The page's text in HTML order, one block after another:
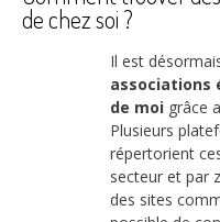
de chez soi ?
Il est
associations
de moi grâce
Plusieurs
répertorient
secteur et par
des sites